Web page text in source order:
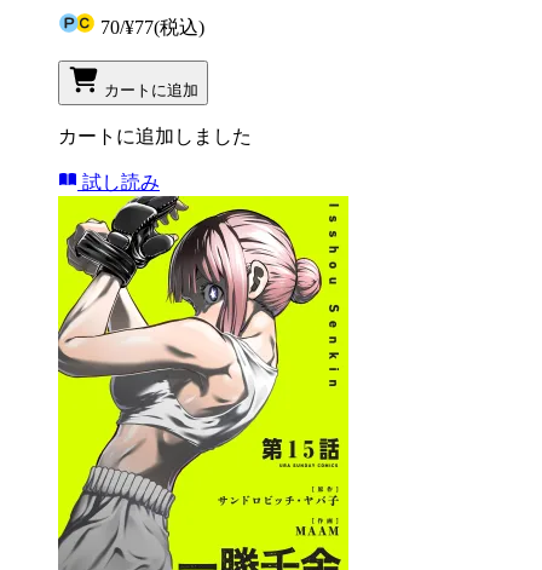
70/¥77(税込)
カートに追加
カートに追加しました
試し読み